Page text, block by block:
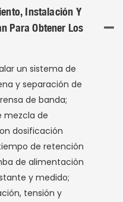
Instalación Y
Para Obtener Los
un sistema de
y separación de
de banda;
mezcla de
dosificación
de retención
de alimentación
y medido;
tensión y